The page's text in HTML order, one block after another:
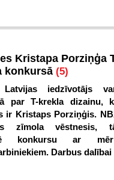
Kristapa Porziņģa
konkursā (5)
Latvijas iedzīvotājs
par T-krekla dizainu,
ir Kristaps Porziņģis.
zīmola vēstnesis,
konkursu ar
Darbus